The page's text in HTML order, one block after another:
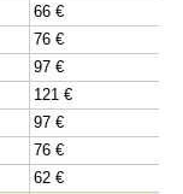
66 €
76 €
97 €
121 €
97 €
76 €
62 €